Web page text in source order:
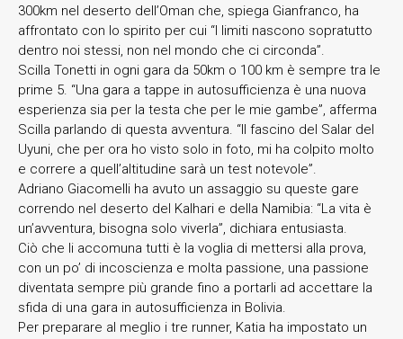
300km nel deserto dell’Oman che, spiega Gianfranco, ha
affrontato con lo spirito per cui “I limiti nascono sopratutto
dentro noi stessi, non nel mondo che ci circonda”.
Scilla Tonetti in ogni gara da 50km o 100 km è sempre tra le
prime 5. “Una gara a tappe in autosufficienza è una nuova
esperienza sia per la testa che per le mie gambe”, afferma
Scilla parlando di questa avventura. “Il fascino del Salar del
Uyuni, che per ora ho visto solo in foto, mi ha colpito molto
e correre a quell’altitudine sarà un test notevole”.
Adriano Giacomelli ha avuto un assaggio su queste gare
correndo nel deserto del Kalhari e della Namibia: “La vita è
un’avventura, bisogna solo viverla”, dichiara entusiasta.
Ciò che li accomuna tutti è la voglia di mettersi alla prova,
con un po’ di incoscienza e molta passione, una passione
diventata sempre più grande fino a portarli ad accettare la
sfida di una gara in autosufficienza in Bolivia.
Per preparare al meglio i tre runner, Katia ha impostato un